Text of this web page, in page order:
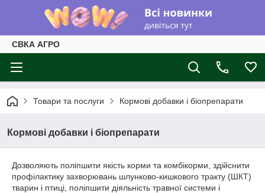
СВКА АГРО
Товари та послуги Кормові добавки і біопрепарати
Кормові добавки і біопрепарати
Дозволяють поліпшити якість корми та комбікорми, здійснити
профілактику захворювань шлунково-кишкового тракту (ШКТ)
тварин і птиці, поліпшити діяльність травної системи і